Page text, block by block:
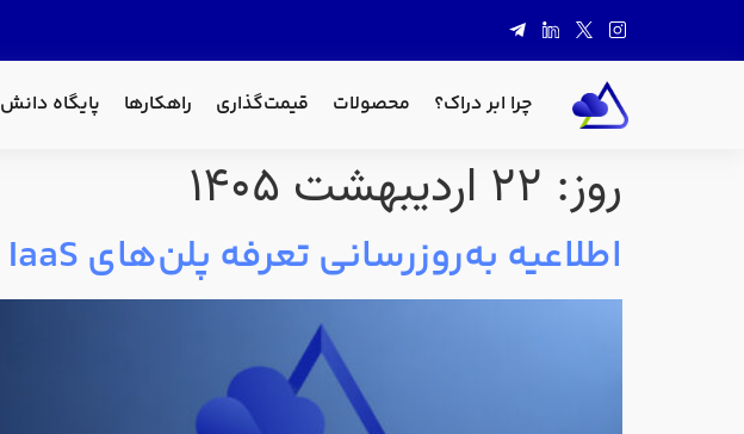
چرا ابر دراک؟ محصولات قیمت‌گذاری راهکارها پایگاه دانش
روز: ۲۲ اردیبهشت ۱۴۰۵
اطلاعیه به‌روزرسانی تعرفه پلن‌های IaaS ابر دراک